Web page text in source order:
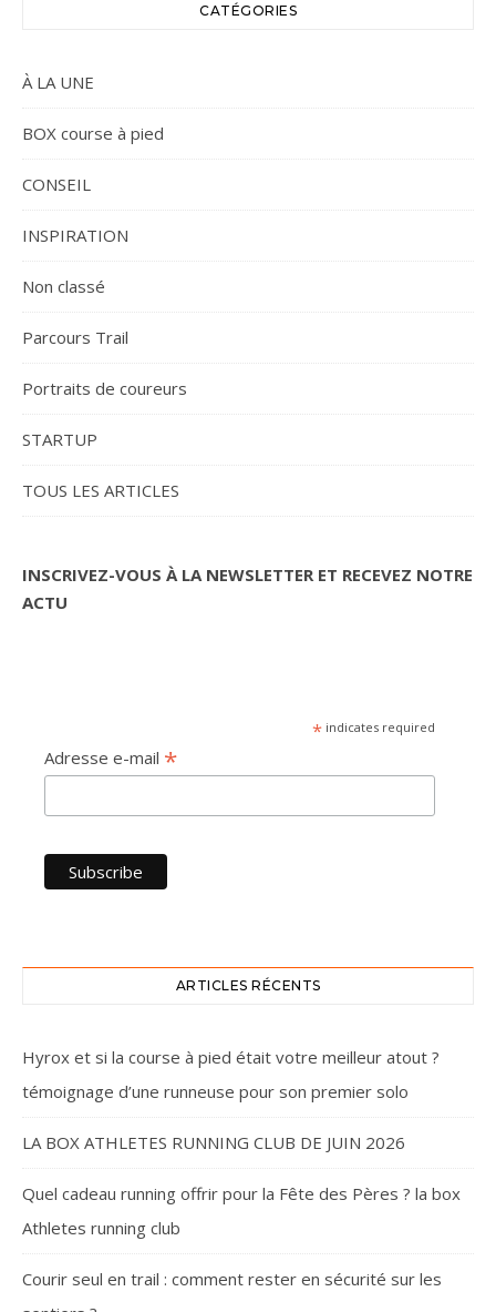
CATÉGORIES
À LA UNE
BOX course à pied
CONSEIL
INSPIRATION
Non classé
Parcours Trail
Portraits de coureurs
STARTUP
TOUS LES ARTICLES
INSCRIVEZ-VOUS À LA NEWSLETTER ET RECEVEZ NOTRE
ACTU
* indicates required
Adresse e-mail *
ARTICLES RÉCENTS
Hyrox et si la course à pied était votre meilleur atout ?
témoignage d’une runneuse pour son premier solo
LA BOX ATHLETES RUNNING CLUB DE JUIN 2026
Quel cadeau running offrir pour la Fête des Pères ? la box
Athletes running club
Courir seul en trail : comment rester en sécurité sur les